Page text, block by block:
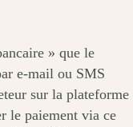
» que le
e-mail ou SMS
sur la plateforme
le paiement via ce